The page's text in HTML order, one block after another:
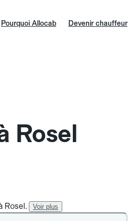
Pourquoi Allocab Devenir chauffeur
Rosel
Rosel. Voir plus